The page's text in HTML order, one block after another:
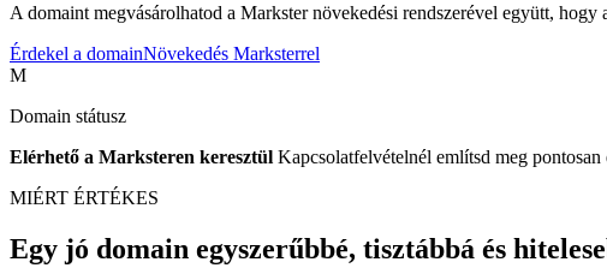
A domaint megvásárolhatod a Markster növekedési rendszerével együtt,
Érdekel a domainNövekedés Marksterrel
M
Domain státusz
Elérhető a Marksteren keresztül Kapcsolatfelvételnél említsd meg
MIÉRT ÉRTÉKES
Egy jó domain egyszerűbbé, tisztábbá és